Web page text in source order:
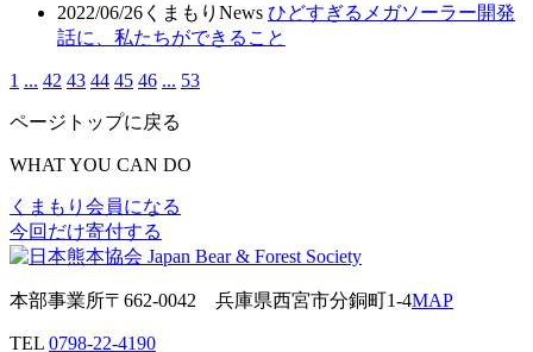
2022/06/26 くまもりNews ひどすぎるメガソーラー開発
話に、私たちができること
1 ... 42 43 44 45 46 ... 53
ページトップに戻る
WHAT YOU CAN DO
くまもり会員になる
今回だけ寄付する
本部事業所〒662-0042 兵庫県西宮市分銅町1-4MAP
TEL 0798-22-4190